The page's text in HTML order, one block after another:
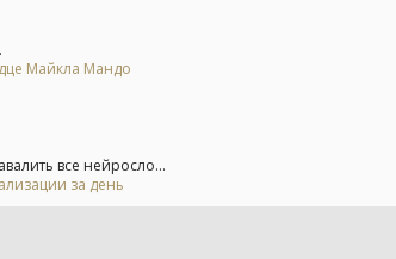
Майкла Мандо
все нейросло...
за день